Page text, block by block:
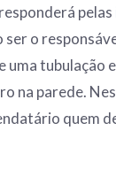
pelas
o
uma tubulação
na parede.
quem